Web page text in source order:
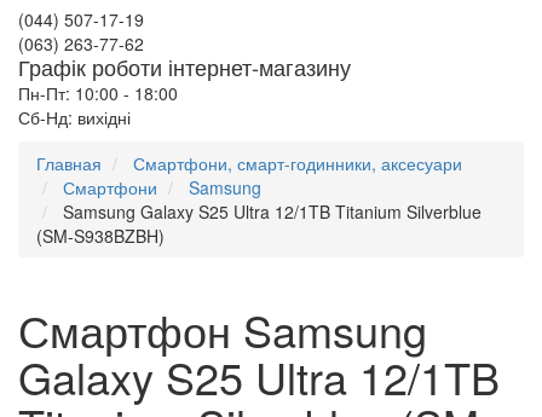
(044) 507-17-19
(063) 263-77-62
Графік роботи інтернет-магазину
Пн-Пт: 10:00 - 18:00
Сб-Нд: вихідні
Главная
Смартфони, смарт-годинники, аксесуари
Смартфони
Samsung
Samsung Galaxy S25 Ultra 12/1TB Titanium Silverblue
(SM-S938BZBH)
Смартфон Samsung
Galaxy S25 Ultra 12/1TB